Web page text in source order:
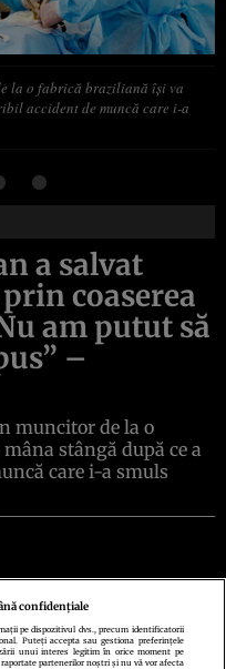
la o fabrică braziliană îşi va
accident de muncă care i-a
a salvat
coaserea
am putut să
–
muncitor de la o
stângă după ce a
care i-a smuls
cookiesTermeni şi condiţii
Setări Cookies
confidențiale
pe dispozitivul dvs., precum identificatorii
Puteți accepta sau gestiona preferințele
unui interes legitim în orice moment pe
partenerilor noștri și nu vă vor afecta